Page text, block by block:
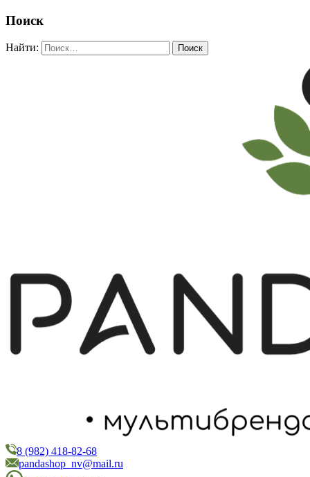
Поиск
Найти:
PandaShop
Интернет-магазин косметики
8 (982) 418-82-68
pandashop_nv@mail.ru